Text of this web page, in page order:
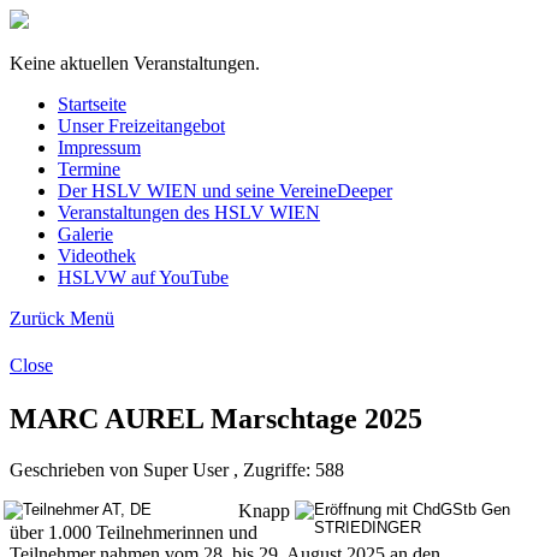
Keine aktuellen Veranstaltungen.
Startseite
Unser Freizeitangebot
Impressum
Termine
Der HSLV WIEN und seine VereineDeeper
Veranstaltungen des HSLV WIEN
Galerie
Videothek
HSLVW auf YouTube
Zurück Menü
Close
MARC AUREL Marschtage 2025
Geschrieben von Super User , Zugriffe: 588
Knapp
über 1.000 Teilnehmerinnen und